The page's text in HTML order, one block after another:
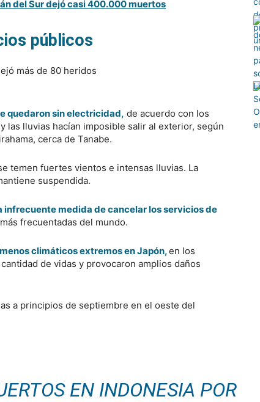
del Sur dejó casi 400.000 muertos
públicos
quedaron sin electricidad, de acuerdo con los
lluvias hacían imposible salir al exterior, según
cerca de Tanabe.
temen fuertes vientos e intensas lluvias. La
suspendida.
medida de cancelar los servicios de
frecuentadas del mundo.
climáticos extremos en Japón,en los
de vidas y provocaron amplios daños
a principios de septiembre en el oeste del
EN INDONESIA POR